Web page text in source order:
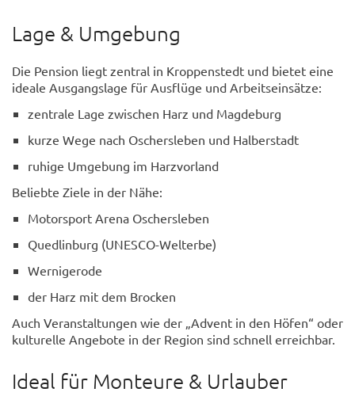
Lage & Umgebung
Die Pension liegt zentral in Kroppenstedt und bietet eine
ideale Ausgangslage für Ausflüge und Arbeitseinsätze:
zentrale Lage zwischen Harz und Magdeburg
kurze Wege nach Oschersleben und Halberstadt
ruhige Umgebung im Harzvorland
Beliebte Ziele in der Nähe:
Motorsport Arena Oschersleben
Quedlinburg (UNESCO-Welterbe)
Wernigerode
der Harz mit dem Brocken
Auch Veranstaltungen wie der „Advent in den Höfen“ oder
kulturelle Angebote in der Region sind schnell erreichbar.
Ideal für Monteure & Urlauber